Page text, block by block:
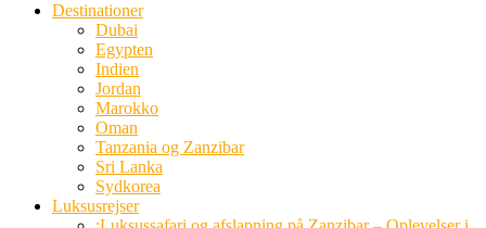
Destinationer
Dubai
Egypten
Indien
Jordan
Marokko
Oman
Tanzania og Zanzibar
Sri Lanka
Sydkorea
Luksusrejser